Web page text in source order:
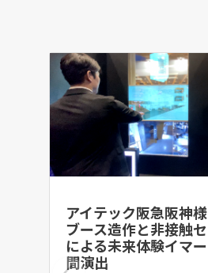
アイテック阪急阪神
ブース造作と非接触
による未来体験イマ
間演出